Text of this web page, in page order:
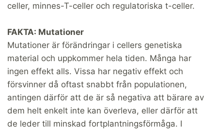
celler, minnes-T-celler och regulatoriska t-celler.
FAKTA: Mutationer
Mutationer är förändringar i cellers genetiska
material och uppkommer hela tiden. Många har
ingen effekt alls. Vissa har negativ effekt och
försvinner då oftast snabbt från populationen,
antingen därför att de är så negativa att bärare av
dem helt enkelt inte kan överleva, eller därför att
de leder till minskad fortplantningsförmåga. I